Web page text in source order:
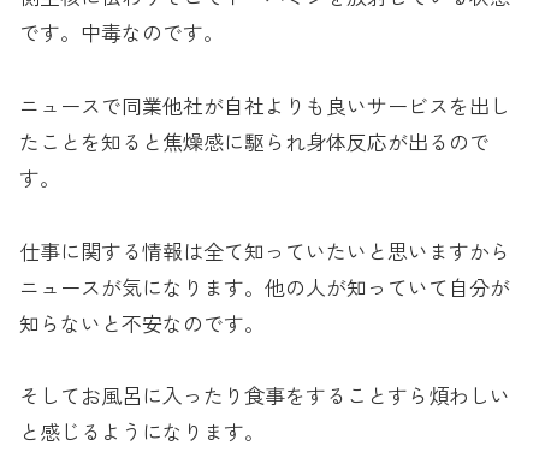
です。中毒なのです。
ニュースで同業他社が自社よりも良いサービスを出し
たことを知ると焦燥感に駆られ身体反応が出るので
す。
仕事に関する情報は全て知っていたいと思いますから
ニュースが気になります。他の人が知っていて自分が
知らないと不安なのです。
そしてお風呂に入ったり食事をすることすら煩わしい
と感じるようになります。